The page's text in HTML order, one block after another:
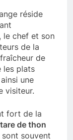
réside
le chef et son
de la
de
les plats
une
visiteur.
fort de la
de thon
souvent